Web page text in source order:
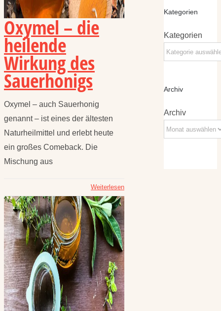
Oxymel – die
heilende
Wirkung des
Sauerhonigs
Oxymel – auch Sauerhonig
genannt – ist eines der ältesten
Naturheilmittel und erlebt heute
ein großes Comeback. Die
Mischung aus
Weiterlesen
Kategorien
Kategorien
Archiv
Archiv